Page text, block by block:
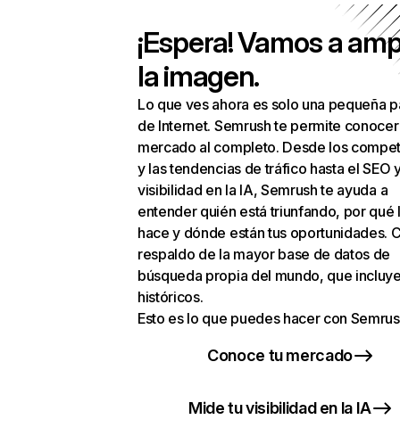
¡Espera! Vamos a
la imagen.
Lo que ves ahora es solo una pequeña
de Internet. Semrush te permite
mercado al completo. Desde los
y las tendencias de tráfico hasta el SEO
visibilidad en la IA, Semrush te ayuda a
entender quién está triunfando, por qué
hace y dónde están tus oportunidades.
respaldo de la mayor base de datos de
búsqueda propia del mundo, que
históricos.
Esto es lo que puedes hacer con
Conoce tu mercado
Mide tu visibilidad en la IA